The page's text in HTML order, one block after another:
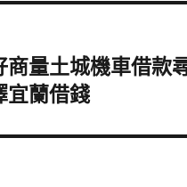
商量土城機車借款
宜蘭借錢